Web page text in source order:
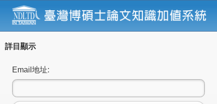
詳目顯示
Email地址: